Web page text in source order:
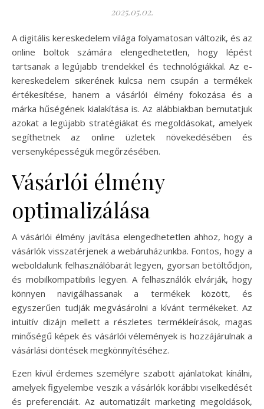
2025.05.02.
A digitális kereskedelem világa folyamatosan változik, és az
online boltok számára elengedhetetlen, hogy lépést
tartsanak a legújabb trendekkel és technológiákkal. Az e-
kereskedelem sikerének kulcsa nem csupán a termékek
értékesítése, hanem a vásárlói élmény fokozása és a
márka hűségének kialakítása is. Az alábbiakban bemutatjuk
azokat a legújabb stratégiákat és megoldásokat, amelyek
segíthetnek az online üzletek növekedésében és
versenyképességük megőrzésében.
Vásárlói élmény
optimalizálása
A vásárlói élmény javítása elengedhetetlen ahhoz, hogy a
vásárlók visszatérjenek a webáruházunkba. Fontos, hogy a
weboldalunk felhasználóbarát legyen, gyorsan betöltődjön,
és mobilkompatibilis legyen. A felhasználók elvárják, hogy
könnyen navigálhassanak a termékek között, és
egyszerűen tudják megvásárolni a kívánt termékeket. Az
intuitív dizájn mellett a részletes termékleírások, magas
minőségű képek és vásárlói vélemények is hozzájárulnak a
vásárlási döntések megkönnyítéséhez.
Ezen kívül érdemes személyre szabott ajánlatokat kínálni,
amelyek figyelembe veszik a vásárlók korábbi viselkedését
és preferenciáit. Az automatizált marketing megoldások,